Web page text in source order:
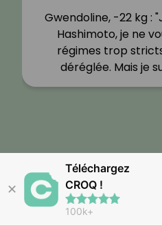
Gwendoline, -22 kg :
Hashimoto, je ne
régimes trop
déréglée. Mais je
✕
Téléchargez
CROQ !
100k+